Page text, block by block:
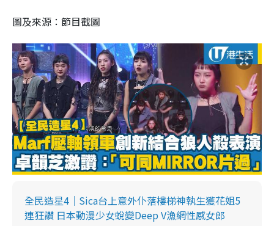
圖及來源：節目截圖
全民造星4｜Sica台上意外仆落樓梯神執生獲花姐5
連狂讚 日本動漫少女蛻變Deep V漁網性感女郎